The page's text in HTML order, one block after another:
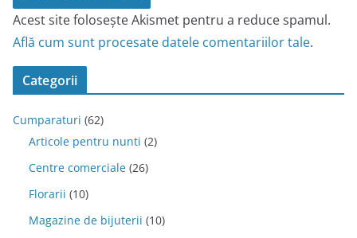
Acest site folosește Akismet pentru a reduce spamul.
Află cum sunt procesate datele comentariilor tale.
Categorii
Cumparaturi (62)
Articole pentru nunti (2)
Centre comerciale (26)
Florarii (10)
Magazine de bijuterii (10)